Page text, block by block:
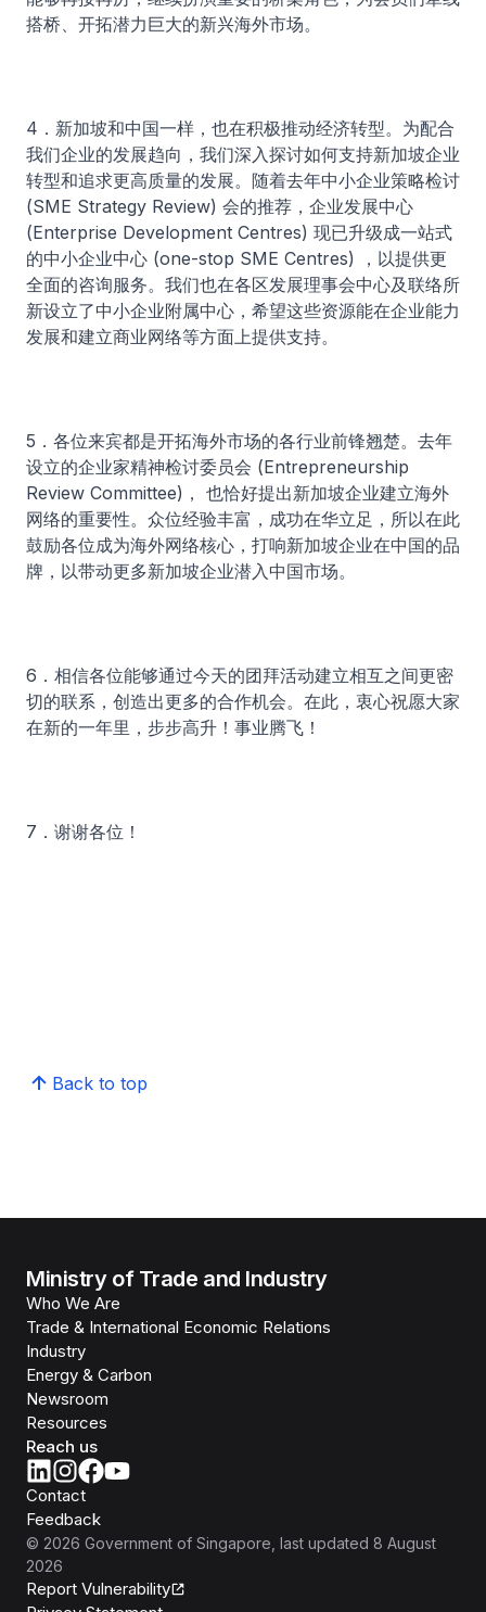
搭桥、开拓潜力巨大的新兴海外市场。
4．新加坡和中国一样，也在积极推动经济转型。为配合
我们企业的发展趋向，我们深入探讨如何支持新加坡企业
转型和追求更高质量的发展。随着去年中小企业策略检讨
(SME Strategy Review) 会的推荐，企业发展中心
(Enterprise Development Centres) 现已升级成一站式
的中小企业中心 (one-stop SME Centres) ，以提供更
全面的咨询服务。我们也在各区发展理事会中心及联络所
新设立了中小企业附属中心，希望这些资源能在企业能力
发展和建立商业网络等方面上提供支持。
5．各位来宾都是开拓海外市场的各行业前锋翘楚。去年
设立的企业家精神检讨委员会 (Entrepreneurship
Review Committee)， 也恰好提出新加坡企业建立海外
网络的重要性。众位经验丰富，成功在华立足，所以在此
鼓励各位成为海外网络核心，打响新加坡企业在中国的品
牌，以带动更多新加坡企业潜入中国市场。
6．相信各位能够通过今天的团拜活动建立相互之间更密
切的联系，创造出更多的合作机会。在此，衷心祝愿大家
在新的一年里，步步高升！事业腾飞！
7．谢谢各位！
Back to top
Ministry of Trade and Industry
Who We Are
Trade & International Economic Relations
Industry
Energy & Carbon
Newsroom
Resources
Reach us
Contact
Feedback
© 2026 Government of Singapore , last updated 8 August
2026
Report Vulnerability